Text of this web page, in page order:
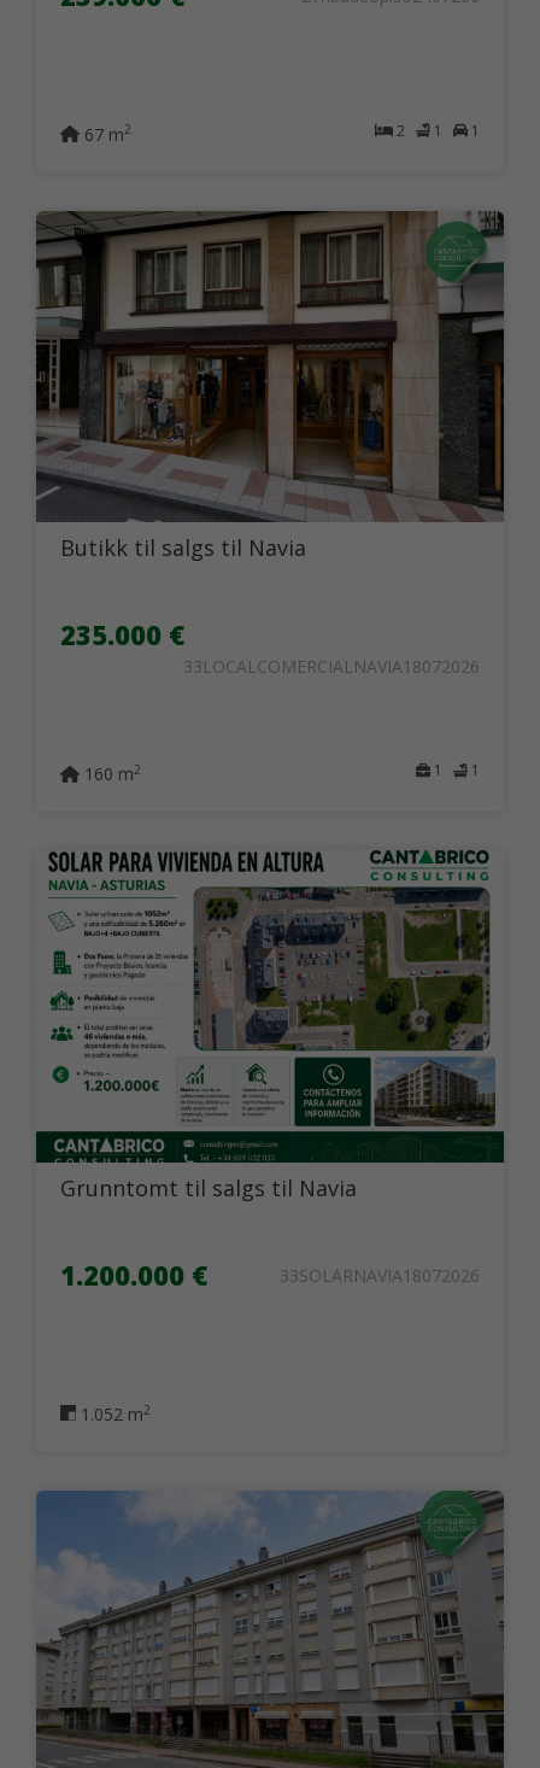
2 1 1
67 m2
Butikk til salgs til Navia
235.000 €
33LOCALCOMERCIALNAVIA18072026
1 1
160 m2
Grunntomt til salgs til Navia
1.200.000 € 33SOLARNAVIA18072026
1.052 m2